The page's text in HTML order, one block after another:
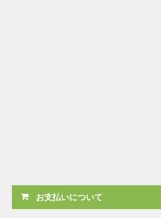
お支払いについて